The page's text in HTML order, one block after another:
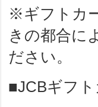
※ギフトカ
きの都合に
ださい。
■JCBギフト